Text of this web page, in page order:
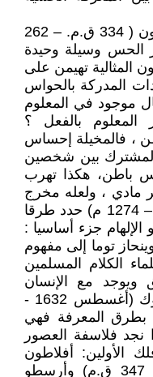
يتكرر التساؤل دائما هل أصاب زينون ( 334 ق.م. – 262
الحس وسيلة وحيدة
المثالية تهيمن على
المدركة بالحواس
موجود في المعلوم
المعلوم بالفعل ؟
، فالمخيلة إحساس
بين شخصين
باطن، هكذا تهرب
مادي ، ولعله مخرج
عملي مفيد . توما الإكويني (1225 – 1274 م) حدد طرقا
جزء أساسيا :
ـ الحدس ، وينحاز توما إلى مفهوم
الكلام المسلمين
ويوجد مع الإنسان
بقدرة إلهية. في حين نجد جون لوك (أغسطس 1632 -
بطرق المعرفة فهي
فلاسفة العصور
الأولين: أفلاطون
صاحب المثل (عاش 427 ق.م - 347 ق.م) وأرسطو